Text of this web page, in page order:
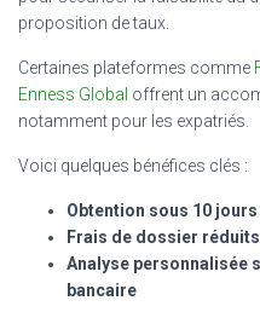
proposition de taux.
Certaines plateformes comme
Enness Global offrent un
notamment pour les expatriés.
Voici quelques bénéfices clés :
Obtention sous 10 jours
Frais de dossier
Analyse personnalisée
bancaire